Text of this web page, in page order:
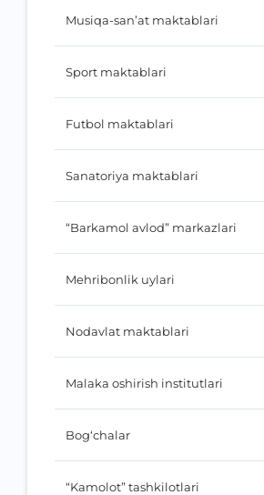
Musiqa-san’at maktablari
Sport maktablari
Futbol maktablari
Sanatoriya maktablari
“Barkamol avlod” markazlari
Mehribonlik uylari
Nodavlat maktablari
Malaka oshirish institutlari
Bog‘chalar
“Kamolot” tashkilotlari